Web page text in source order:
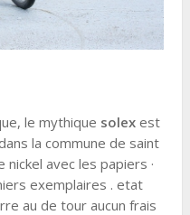
le mythique solexest
la commune de saint
avec les papiers ·
exemplaires . etat
au de tour aucun frais